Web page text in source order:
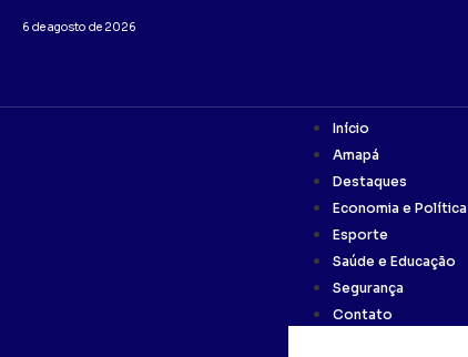
6 de agosto de 2026
Início
Amapá
Destaques
Economia e Política
Esporte
Saúde e Educação
Segurança
Contato